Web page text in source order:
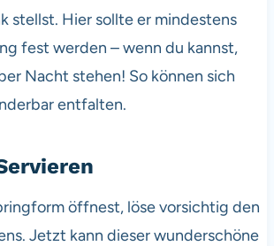
stellst. Hier sollte er mindestens
fest werden – wenn du kannst,
Nacht stehen! So können sich
entfalten.
öffnest, löse vorsichtig den
Jetzt kann dieser wunderschöne